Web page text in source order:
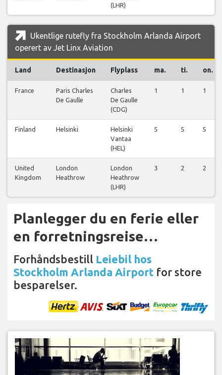
(LHR)
Ukentlige rutefly fra Stockholm Arlanda Airport
operert av Jet Linx Aviation
Land Destinasjon Flyplass ma. ti. on.
France
Paris Charles
De Gaulle
Charles
De Gaulle
(CDG)
1 1 1
Finland Helsinki
Helsinki
Vantaa
(HEL)
5 5 5
United
Kingdom
London
Heathrow
London
Heathrow
(LHR)
3 2 2
Planlegger du en ferie eller
en forretningsreise…
Forhåndsbestill Leiebil hos
Stockholm Arlanda Airport for store
besparelser.